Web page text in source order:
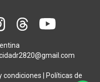
condiciones
Políticas de